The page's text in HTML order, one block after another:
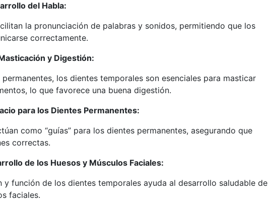
del Habla:
la pronunciación de palabras y sonidos, permitiendo que los
correctamente.
y Digestión:
los dientes temporales son esenciales para masticar
lo que favorece una buena digestión.
para los Dientes Permanentes:
como “guías” para los dientes permanentes, asegurando que
correctas.
de los Huesos y Músculos Faciales:
y función de los dientes temporales ayuda al desarrollo saludable de
faciales.